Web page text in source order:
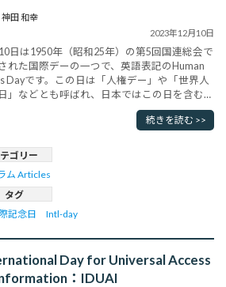
神田 和幸
2023年12月10日
日は1950年（昭和25年）の第5回国連総会で
れた国際デーの一つで、英語表記のHuman
Dayです。この日は「人権デー」や「世界人
」などとも呼ばれ、日本ではこの日を含む
4日～10日の一週間を人権週間、前一ヵ月の11
日～12月10日を人権尊重推進強調月間として
世界人権宣言が採択されたことを記念し
･
続きを読む >>
ゴリー
ム Articles
タグ
記念日　Intl-day
Day for Universal Access
：IDUAI